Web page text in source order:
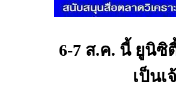
6-7 ส.ค. นี้ ยูนิซิ
เป็น